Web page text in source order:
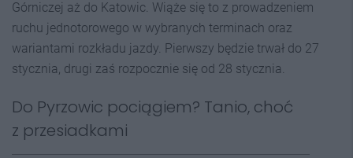
Górniczej aż do Katowic. Wiąże się to z prowadzeniem
ruchu jednotorowego w wybranych terminach oraz
wariantami rozkładu jazdy. Pierwszy będzie trwał do 27
stycznia, drugi zaś rozpocznie się od 28 stycznia.
Do Pyrzowic pociągiem? Tanio, choć
z przesiadkami